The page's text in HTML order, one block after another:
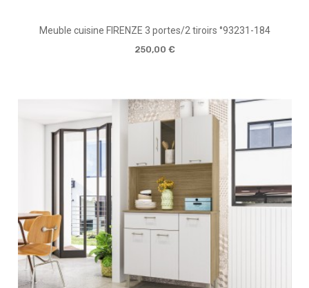
Meuble cuisine FIRENZE 3 portes/2 tiroirs °93231-184
250,00 €